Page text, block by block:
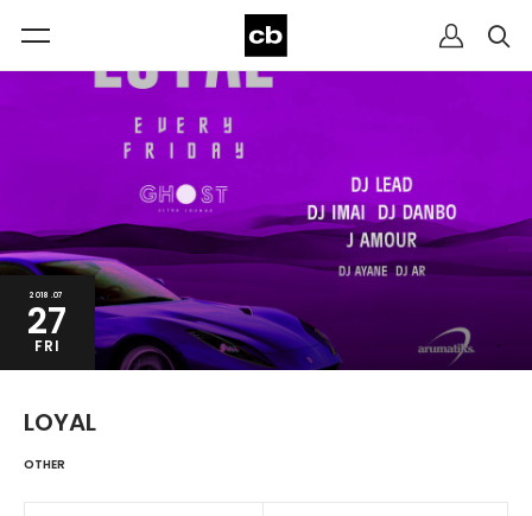
2018.07
27
FRI
LOYAL
OTHER